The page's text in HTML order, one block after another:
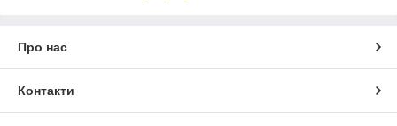
Про нас
Контакти